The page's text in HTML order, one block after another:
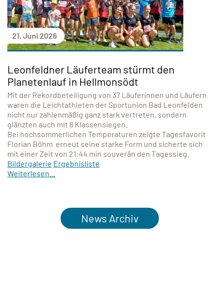
21. Juni 2026
Leonfeldner Läuferteam stürmt den
Planetenlauf in Hellmonsödt
Mit der Rekordbeteiligung von 37 Läuferinnen und Läufern
waren die Leichtathleten der Sportunion Bad Leonfelden
nicht nur zahlenmäßig ganz stark vertreten, sondern
glänzten auch mit 6 Klassensiegen.
Bei hochsommerlichen Temperaturen zeigte Tagesfavorit
Florian Böhm erneut seine starke Form und sicherte sich
mit einer Zeit von 21:44 min souverän den Tagessieg.
Bildergalerie Ergebnisliste
Weiterlesen...
News Archiv